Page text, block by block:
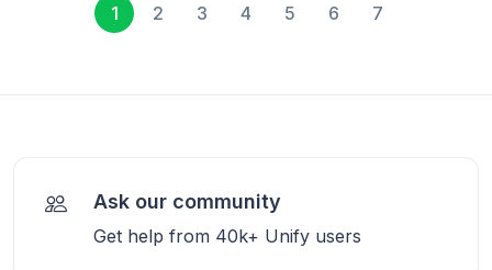
1 2 3 4 5 6 7
Ask our community
Get help from 40k+ Unify users